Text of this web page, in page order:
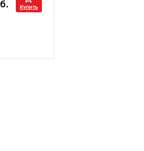
Купить